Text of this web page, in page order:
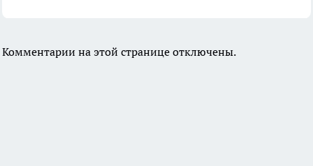
Комментарии на этой странице отключены.